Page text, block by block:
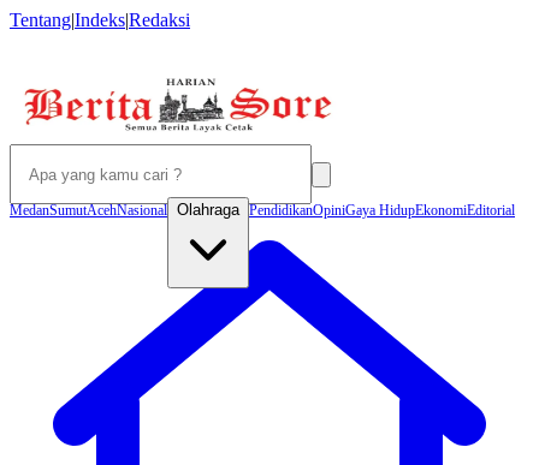
Tentang|Indeks|Redaksi
MedanSumutAcehNasional Olahraga PendidikanOpiniGaya HidupEkonomiEditorial